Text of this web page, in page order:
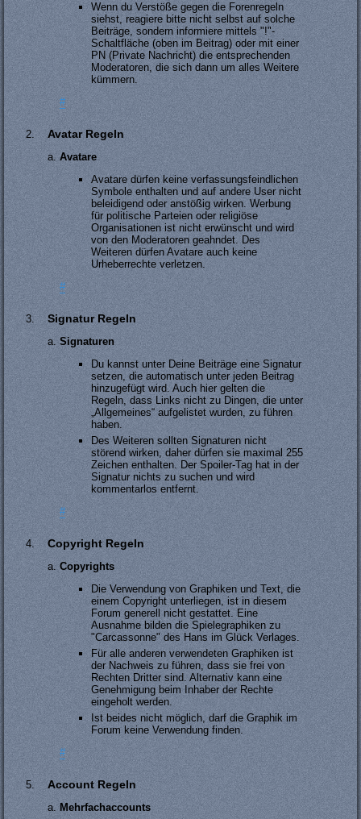
Wenn du Verstöße gegen die Forenregeln
siehst, reagiere bitte nicht selbst auf solche
Beiträge, sondern informiere mittels "!"-
Schaltfläche (oben im Beitrag) oder mit einer
PN (Private Nachricht) die entsprechenden
Moderatoren, die sich dann um alles Weitere
kümmern.
#
Avatar Regeln
Avatare
Avatare dürfen keine verfassungsfeindlichen
Symbole enthalten und auf andere User nicht
beleidigend oder anstößig wirken. Werbung
für politische Parteien oder religiöse
Organisationen ist nicht erwünscht und wird
von den Moderatoren geahndet. Des
Weiteren dürfen Avatare auch keine
Urheberrechte verletzen.
#
Signatur Regeln
Signaturen
Du kannst unter Deine Beiträge eine Signatur
setzen, die automatisch unter jeden Beitrag
hinzugefügt wird. Auch hier gelten die
Regeln, dass Links nicht zu Dingen, die unter
„Allgemeines“ aufgelistet wurden, zu führen
haben.
Des Weiteren sollten Signaturen nicht
störend wirken, daher dürfen sie maximal 255
Zeichen enthalten. Der Spoiler-Tag hat in der
Signatur nichts zu suchen und wird
kommentarlos entfernt.
#
Copyright Regeln
Copyrights
Die Verwendung von Graphiken und Text, die
einem Copyright unterliegen, ist in diesem
Forum generell nicht gestattet. Eine
Ausnahme bilden die Spielegraphiken zu
"Carcassonne" des Hans im Glück Verlages.
Für alle anderen verwendeten Graphiken ist
der Nachweis zu führen, dass sie frei von
Rechten Dritter sind. Alternativ kann eine
Genehmigung beim Inhaber der Rechte
eingeholt werden.
Ist beides nicht möglich, darf die Graphik im
Forum keine Verwendung finden.
#
Account Regeln
Mehrfachaccounts